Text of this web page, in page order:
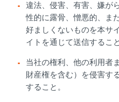
違法、侵害、有害、嫌が
性的に露骨、憎悪的、ま
好ましくないものを本サ
イトを通じて送信すること
当社の権利、他の利用者
財産権を含む）を侵害す
すること。